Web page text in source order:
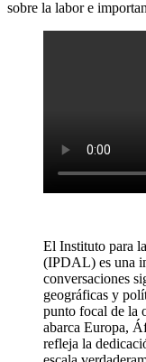
sobre la labor e
El Instituto para
(IPDAL) es una
conversaciones
geográficas y
punto focal de la
abarca Europa,
refleja la